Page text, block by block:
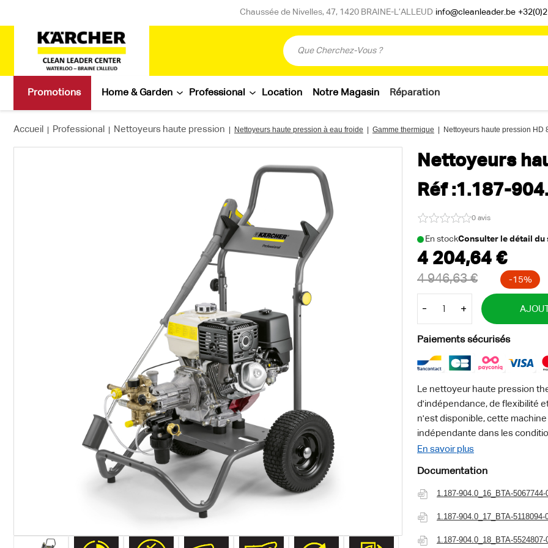
Chaussée de Nivelles, 47, 1420 BRAINE-L’ALLEUD info@cleanleader.be
Accueil | Professional | Nettoyeurs haute pression | Nettoyeurs haute pression à eau froide | Gamme thermique | Nettoyeurs haute pression HD
Nettoyeurs
Réf :1.187-
0 avis
En stockConsulter le détail du
- +
Paiements sécurisés
Le nettoyeur haute pression
d'indépendance, de flexibilité
n'est disponible, cette
indépendante dans les
extrêmement robuste et ses
chargement par grue. Divers
pour flexible est disponible en
réduire la force de recul à zéro
En savoir plus
Documentation
1.187-904.0_16_BTA-5067744-
1.187-904.0_17_BTA-5118094-
1.187-904.0_18_BTA-5524807-
Promotions Home & Garden Professional Location Notre Magasin Réparation